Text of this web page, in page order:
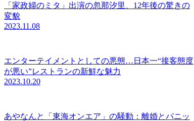
「家政婦のミタ」出演の忽那汐里、12年後の驚きの
変貌
2023.11.08
エンターテイメントとしての悪態…日本一“接客態度
が悪い”レストランの新鮮な魅力
2023.10.20
あやなんと「東海オンエア」の騒動：離婚とパニッ